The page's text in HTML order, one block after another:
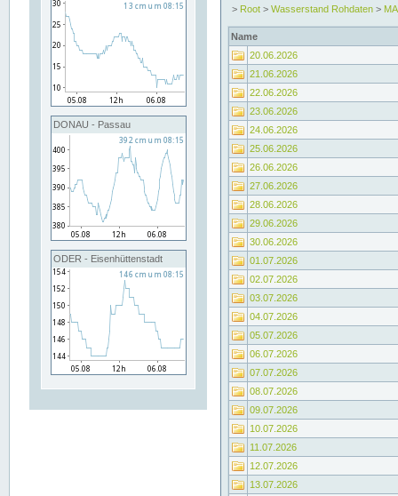
DONAU - Passau
ODER - Eisenhüttenstadt
> Root > Wasserstand Rohdaten >
Name
20.06.2026
21.06.2026
22.06.2026
23.06.2026
24.06.2026
25.06.2026
26.06.2026
27.06.2026
28.06.2026
29.06.2026
30.06.2026
01.07.2026
02.07.2026
03.07.2026
04.07.2026
05.07.2026
06.07.2026
07.07.2026
08.07.2026
09.07.2026
10.07.2026
11.07.2026
12.07.2026
13.07.2026